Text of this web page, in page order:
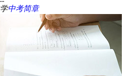
中考简章